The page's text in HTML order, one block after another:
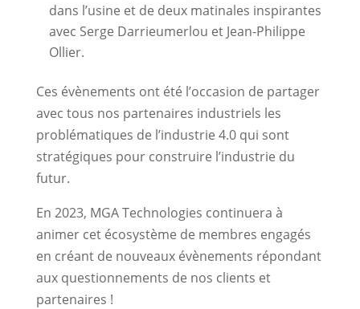
dans l’usine et de deux matinales inspirantes
avec Serge Darrieumerlou et Jean-Philippe
Ollier.
Ces évènements ont été l’occasion de partager
avec tous nos partenaires industriels les
problématiques de l’industrie 4.0 qui sont
stratégiques pour construire l’industrie du
futur.
En 2023, MGA Technologies continuera à
animer cet écosystème de membres engagés
en créant de nouveaux évènements répondant
aux questionnements de nos clients et
partenaires !